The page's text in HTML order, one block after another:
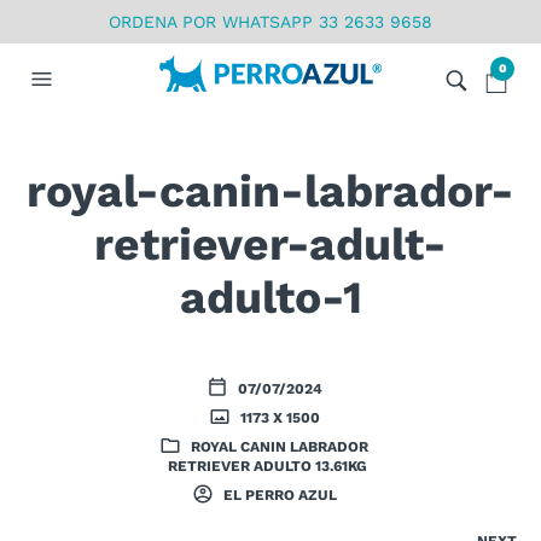
ORDENA POR WHATSAPP 33 2633 9658
0
royal-canin-labrador-
retriever-adult-
adulto-1
07/07/2024
1173 X 1500
ROYAL CANIN LABRADOR
RETRIEVER ADULTO 13.61KG
EL PERRO AZUL